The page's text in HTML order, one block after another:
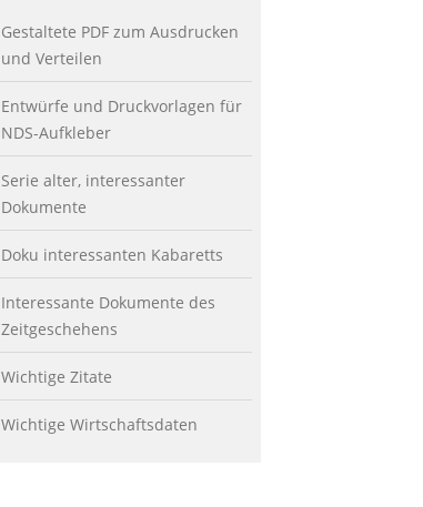
Gestaltete PDF zum Ausdrucken
und Verteilen
Entwürfe und Druckvorlagen für
NDS-Aufkleber
Serie alter, interessanter
Dokumente
Doku interessanten Kabaretts
Interessante Dokumente des
Zeitgeschehens
Wichtige Zitate
Wichtige Wirtschaftsdaten